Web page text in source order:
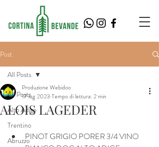
Post
All Posts
Alto Adige
Trentino
Abruzzo
All Posts
ALOIS LAGEDER
Produzione Webidoo
17 lug 2023 Tempo di lettura: 2 min
PINOT GRIGIO PORER 3/4 VINO